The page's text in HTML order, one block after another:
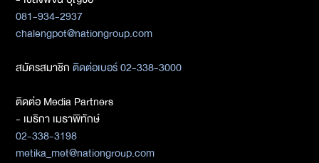
081-934-2937
chalengpot@nationgroup.com
สมัครสมาชิกติดต่อเบอร์ 02-338-3000
ติดต่อ Media Partners
- เมธิกา เมธาพิทักษ์
02-338-3198
metika_met@nationgroup.com